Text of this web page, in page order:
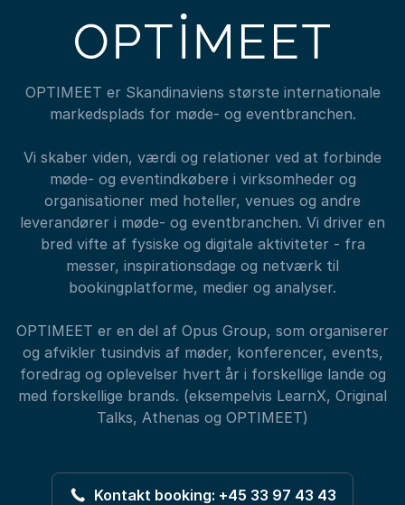
OPTIMEET er Skandinaviens største internationale
markedsplads for møde- og eventbranchen.
Vi skaber viden, værdi og relationer ved at forbinde
møde- og eventindkøbere i virksomheder og
organisationer med hoteller, venues og andre
leverandører i møde- og eventbranchen. Vi driver en
bred vifte af fysiske og digitale aktiviteter - fra
messer, inspirationsdage og netværk til
bookingplatforme, medier og analyser.
OPTIMEET er en del af Opus Group, som organiserer
og afvikler tusindvis af møder, konferencer, events,
foredrag og oplevelser hvert år i forskellige lande og
med forskellige brands. (eksempelvis LearnX, Original
Talks, Athenas og OPTIMEET)
Kontakt booking: +45 33 97 43 43